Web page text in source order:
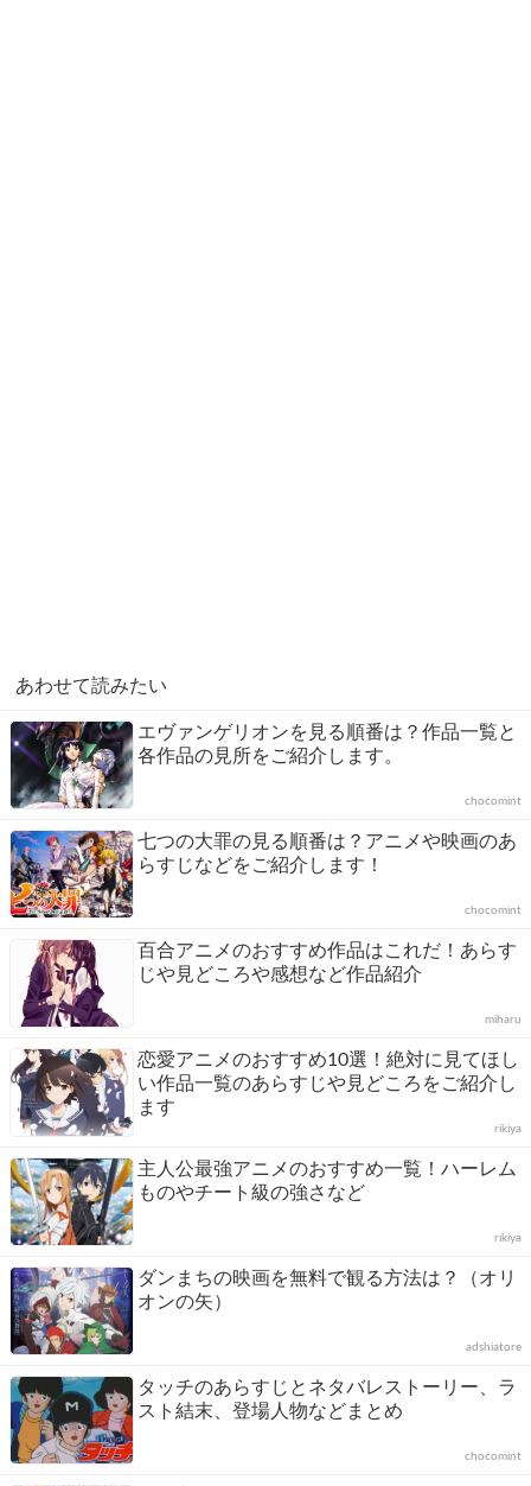
あわせて読みたい
エヴァンゲリオンを見る順番は？作品一覧と
各作品の見所をご紹介します。
chocomint
七つの大罪の見る順番は？アニメや映画のあ
らすじなどをご紹介します！
chocomint
百合アニメのおすすめ作品はこれだ！あらす
じや見どころや感想など作品紹介
miharu
恋愛アニメのおすすめ10選！絶対に見てほし
い作品一覧のあらすじや見どころをご紹介し
ます
rikiya
主人公最強アニメのおすすめ一覧！ハーレム
ものやチート級の強さなど
rikiya
ダンまちの映画を無料で観る方法は？（オリ
オンの矢）
adshiatore
タッチのあらすじとネタバレストーリー、ラ
スト結末、登場人物などまとめ
chocomint